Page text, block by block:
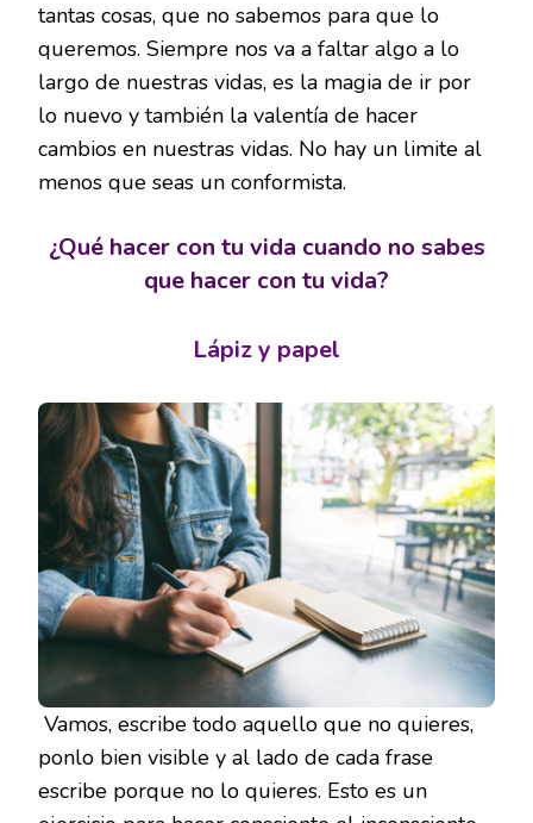
tantas cosas, que no sabemos para que lo
queremos. Siempre nos va a faltar algo a lo
largo de nuestras vidas, es la magia de ir por
lo nuevo y también la valentía de hacer
cambios en nuestras vidas. No hay un limite al
menos que seas un conformista.
¿Qué hacer con tu vida cuando no sabes
que hacer con tu vida?
Lápiz y papel
Vamos, escribe todo aquello que no quieres,
ponlo bien visible y al lado de cada frase
escribe porque no lo quieres. Esto es un